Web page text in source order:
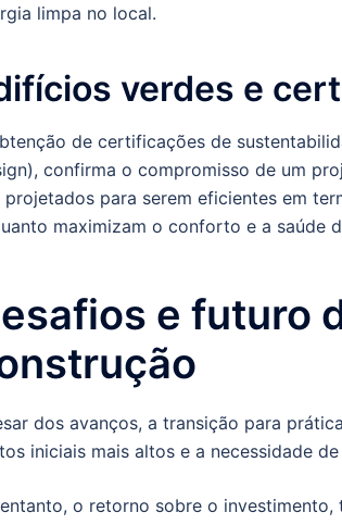
limpa no local.
verdes e
de certificações de
confirma o compromisso de um
projetados para serem eficientes em
maximizam o conforto e a saúde
e futuro
dos avanços, a transição para
iniciais mais altos e a necessidade
o retorno sobre o